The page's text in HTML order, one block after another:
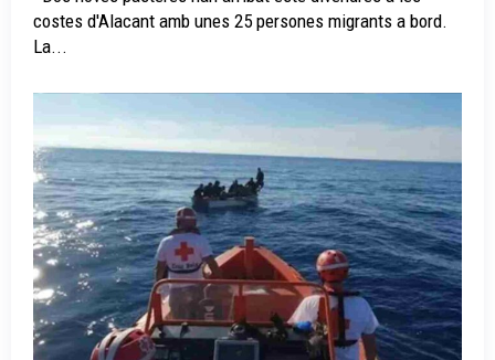
costes d'Alacant amb unes 25 persones migrants a bord.
La...